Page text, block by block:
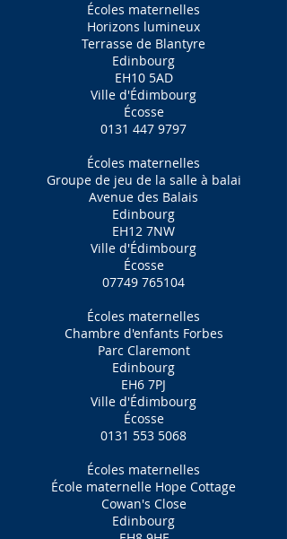
Écoles maternelles
Horizons lumineux
Terrasse de Blantyre
Edinbourg
EH10 5AD
Ville d'Édimbourg
Écosse
0131 447 9797
Écoles maternelles
Groupe de jeu de la salle à balai
Avenue des Balais
Edinbourg
EH12 7NW
Ville d'Édimbourg
Écosse
07749 765104
Écoles maternelles
Chambre d'enfants Forbes
Parc Claremont
Edinbourg
EH6 7PJ
Ville d'Édimbourg
Écosse
0131 553 5068
Écoles maternelles
École maternelle Hope Cottage
Cowan's Close
Edinbourg